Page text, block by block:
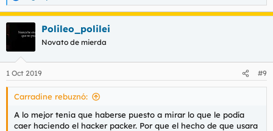
e
a
e
s
Polileo_polilei
Novato de mierda
1 Oct 2019 #9
Carradine rebuznó:
A lo mejor tenia que haberse puesto a mirar lo que le podía
caer haciendo el hacker packer. Por que el hecho de que usara